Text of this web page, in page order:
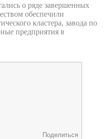
о ряде завершенных
обеспечили
кластера, завода по
предприятия в
Поделиться